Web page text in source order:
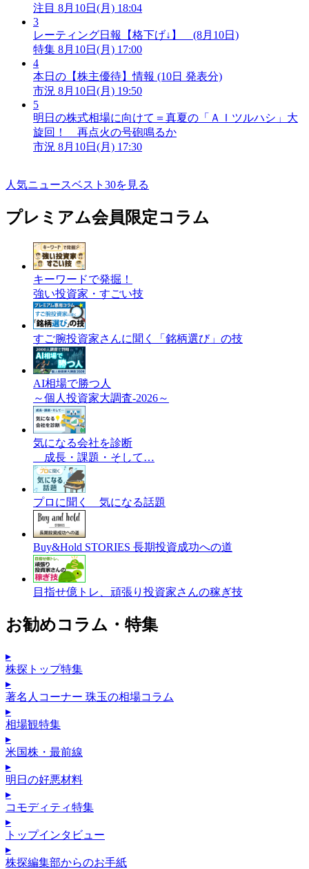
注目 8月10日(月) 18:04
3
レーティング日報【格下げ↓】 (8月10日)
特集 8月10日(月) 17:00
4
本日の【株主優待】情報 (10日 発表分)
市況 8月10日(月) 19:50
5
明日の株式相場に向けて＝真夏の「ＡＩツルハシ」大
旋回！ 再点火の号砲鳴るか
市況 8月10日(月) 17:30
人気ニュースベスト30を見る
プレミアム会員限定コラム
キーワードで発掘！
強い投資家・すごい技
すご腕投資家さんに聞く「銘柄選び」の技
AI相場で勝つ人
～個人投資家大調査-2026～
気になる会社を診断
成長・課題・そして…
プロに聞く 気になる話題
Buy&Hold STORIES 長期投資成功への道
目指せ億トレ、頑張り投資家さんの稼ぎ技
お勧めコラム・特集
▸
株探トップ特集
▸
著名人コーナー 珠玉の相場コラム
▸
相場観特集
▸
米国株・最前線
▸
明日の好悪材料
▸
コモディティ特集
▸
トップインタビュー
▸
株探編集部からのお手紙